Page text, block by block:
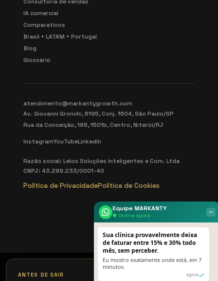
IA comercial
Comparativos
Brasil + LATAM + Portugal
Blog
Glossário
atendimento@markantygrowth.com
Av. Giovanni Gronchi, 6195, Conj. 1604, São Paulo/SP
Rua da Conceição, 188, 1501b, Centro, Niterói/RJ
InstagramYouTubeLinkedIn
Razão social: Lelos Soluções Inteligentes e Com. Ltda
CNPJ: 43.299.233/0001-40
Política de PrivacidadePolítica de Cookies
ANTES DE SAIR
Equipe MARKANTY
● Online agora ‒
Sua clínica provavelmente deixa
de faturar entre 15% e 30% todo
mês, sem perceber.
Eu mostro exatamente onde está, em 7
minutos.
agora